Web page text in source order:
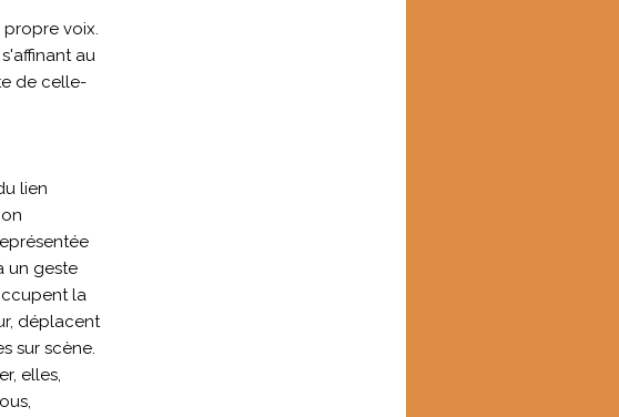
voix.
au
de celle-
lien
un geste
la
déplacent
sur scène.
elles,